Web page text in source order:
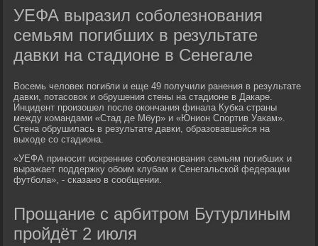
УЕФА выразил соболезнования
семьям погибших в результате
давки на стадионе в Сенегале
Восемь человек погибли и еще 49 получили ранения в результате
давки, потасовок и обрушения стены на стадионе в Дакаре.
Инцидент произошел после окончания финала Кубка страны
между командами «Стад де Мбур» и «Юнион Спортив Уакам».
Стена обрушилась в результате давки, образовавшейся на
выходе со стадиона.
«УЕФА приносит искренние соболезнования семьям погибших и
выражает поддержку обоим клубам и Сенегальской федерации
футбола», - сказано в сообщении.
Прощание с арбитром Бутурлиным
пройдёт 2 июля